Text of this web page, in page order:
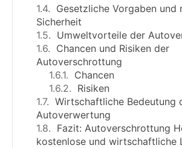
Gesetzliche Vorgaben und
Sicherheit
Umweltvorteile der
Chancen und Risiken der
Autoverschrottung
Chancen
Risiken
Wirtschaftliche Bedeutung
Autoverwertung
Fazit: Autoverschrottung
kostenlose und wirtschaftliche